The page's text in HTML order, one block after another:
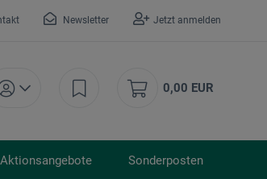
Newsletter Jetzt anmelden
0,00 EUR
Aktionsangebote Sonderposten